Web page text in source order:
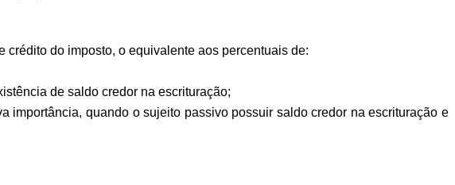
crédito do imposto, o equivalente aos percentuais de:
de saldo credor na escrituração;
importância, quando o sujeito passivo possuir saldo credor na escrituração e